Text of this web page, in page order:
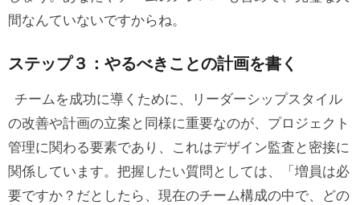
間なんていないですからね。
ステップ３：やるべきことの計画を書く
チームを成功に導くために、リーダーシップスタイル
の改善や計画の立案と同様に重要なのが、プロジェクト
管理に関わる要素であり、これはデザイン監査と密接に
関係しています。把握したい質問としては、「増員は必
要ですか？だとしたら、現在のチーム構成の中で、どの